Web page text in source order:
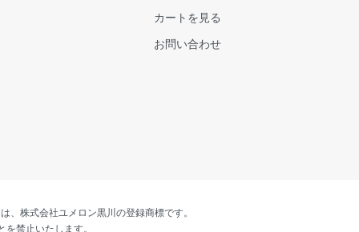
カートを見る
お問い合わせ
株式会社ユメロン黒川の登録商標です。
禁止いたします。